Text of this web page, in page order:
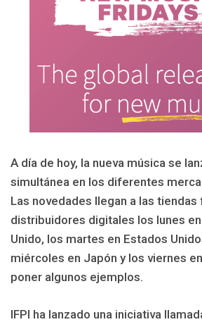
A día de hoy, la nueva música se
simultánea en los diferentes
Las novedades llegan a las tiendas
distribuidores digitales los lunes
Unido, los martes en Estados
miércoles en Japón y los viernes
poner algunos ejemplos.
IFPI ha lanzado una iniciativa